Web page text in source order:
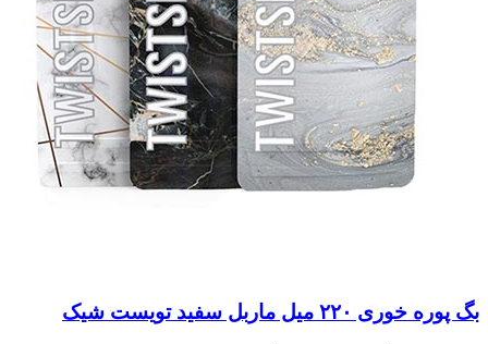
بگ پوره خوری ۲۲۰ میل ماربل سفید تویست شیک